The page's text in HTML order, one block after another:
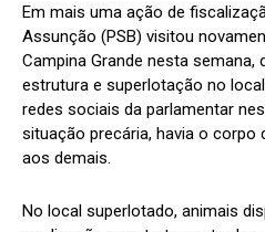
Em mais uma ação de
Assunção (PSB) visitou
Campina Grande nesta semana,
estrutura e superlotação no
redes sociais da parlamentar
situação precária, havia o
aos demais.
No local superlotado, animais